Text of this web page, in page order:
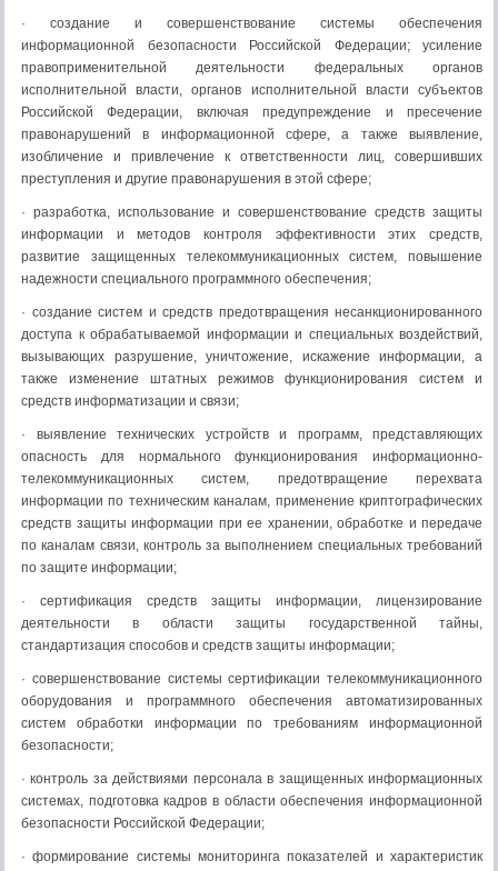
· создание и совершенствование системы обеспечения
информационной безопасности Российской Федерации; усиление
правоприменительной деятельности федеральных органов
исполнительной власти, органов исполнительной власти субъектов
Российской Федерации, включая предупреждение и пресечение
правонарушений в информационной сфере, а также выявление,
изобличение и привлечение к ответственности лиц, совершивших
преступления и другие правонарушения в этой сфере;
· разработка, использование и совершенствование средств защиты
информации и методов контроля эффективности этих средств,
развитие защищенных телекоммуникационных систем, повышение
надежности специального программного обеспечения;
· создание систем и средств предотвращения несанкционированного
доступа к обрабатываемой информации и специальных воздействий,
вызывающих разрушение, уничтожение, искажение информации, а
также изменение штатных режимов функционирования систем и
средств информатизации и связи;
· выявление технических устройств и программ, представляющих
опасность для нормального функционирования информационно-
телекоммуникационных систем, предотвращение перехвата
информации по техническим каналам, применение криптографических
средств защиты информации при ее хранении, обработке и передаче
по каналам связи, контроль за выполнением специальных требований
по защите информации;
· сертификация средств защиты информации, лицензирование
деятельности в области защиты государственной тайны,
стандартизация способов и средств защиты информации;
· совершенствование системы сертификации телекоммуникационного
оборудования и программного обеспечения автоматизированных
систем обработки информации по требованиям информационной
безопасности;
· контроль за действиями персонала в защищенных информационных
системах, подготовка кадров в области обеспечения информационной
безопасности Российской Федерации;
· формирование системы мониторинга показателей и характеристик